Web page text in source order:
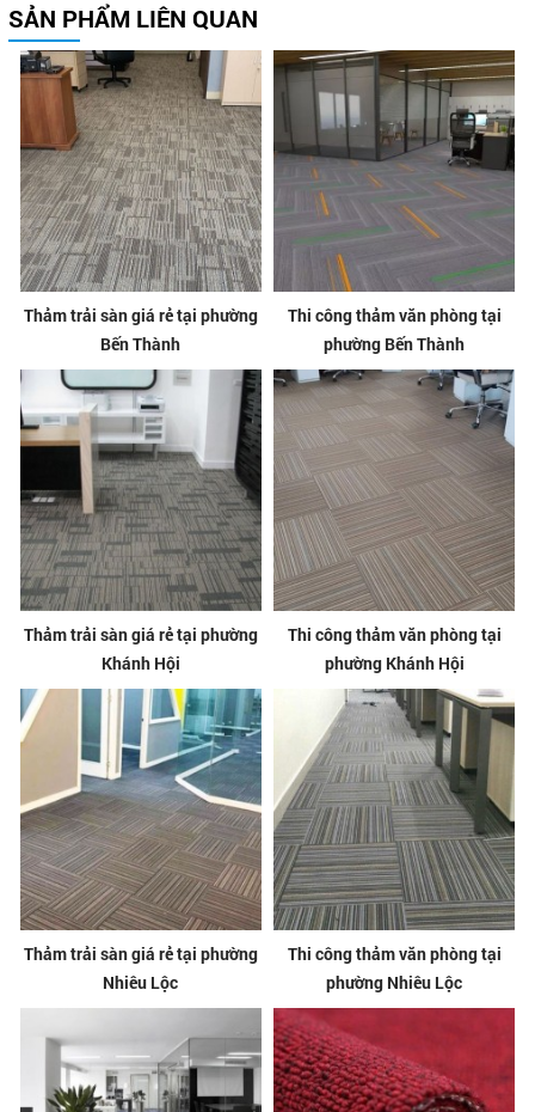
SẢN PHẨM LIÊN QUAN
Thảm trải sàn giá rẻ tại phường
Bến Thành
Thi công thảm văn phòng tại
phường Bến Thành
Thảm trải sàn giá rẻ tại phường
Khánh Hội
Thi công thảm văn phòng tại
phường Khánh Hội
Thảm trải sàn giá rẻ tại phường
Nhiêu Lộc
Thi công thảm văn phòng tại
phường Nhiêu Lộc